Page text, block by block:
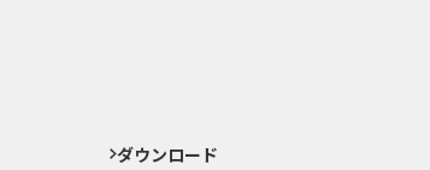
ダウンロード